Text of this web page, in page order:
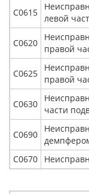
С0615
левой
С0620
правой
С0625
правой
С0630
части
С0690
С0670